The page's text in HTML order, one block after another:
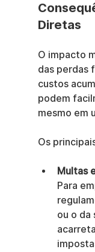
Diretas
O impacto
das perdas
custos
podem
mesmo em
Os
Multas
Para
ou o da